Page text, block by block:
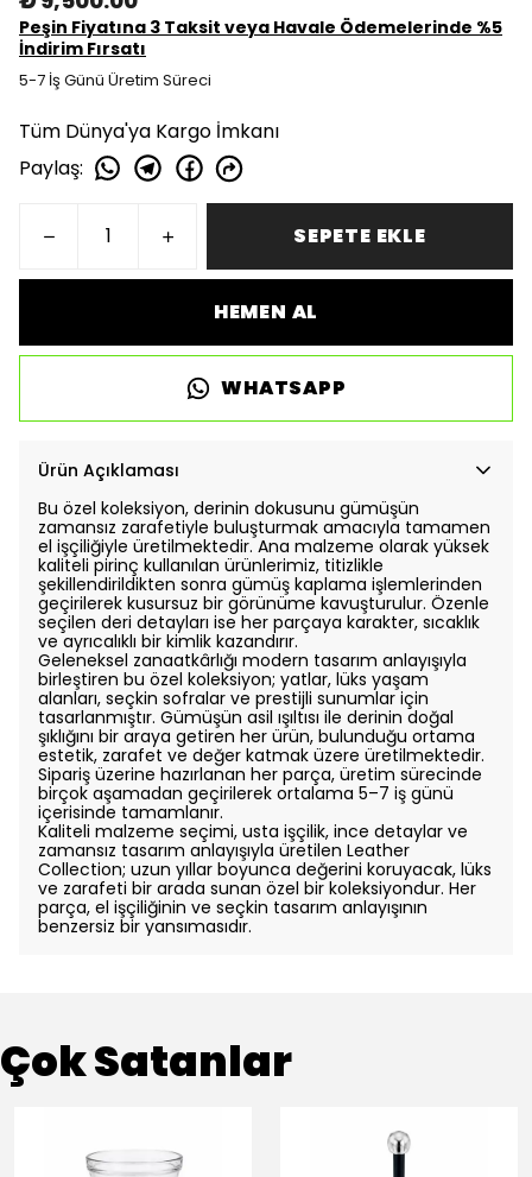
Peşin Fiyatına 3 Taksit veya Havale Ödemelerinde %5
İndirim Fırsatı
5-7 İş Günü Üretim Süreci
Tüm Dünya'ya Kargo İmkanı
Paylaş:
SEPETE EKLE
HEMEN AL
WHATSAPP
Ürün Açıklaması
Bu özel koleksiyon, derinin dokusunu gümüşün
zamansız zarafetiyle buluşturmak amacıyla tamamen
el işçiliğiyle üretilmektedir. Ana malzeme olarak yüksek
kaliteli pirinç kullanılan ürünlerimiz, titizlikle
şekillendirildikten sonra gümüş kaplama işlemlerinden
geçirilerek kusursuz bir görünüme kavuşturulur. Özenle
seçilen deri detayları ise her parçaya karakter, sıcaklık
ve ayrıcalıklı bir kimlik kazandırır.
Geleneksel zanaatkârlığı modern tasarım anlayışıyla
birleştiren bu özel koleksiyon; yatlar, lüks yaşam
alanları, seçkin sofralar ve prestijli sunumlar için
tasarlanmıştır. Gümüşün asil ışıltısı ile derinin doğal
şıklığını bir araya getiren her ürün, bulunduğu ortama
estetik, zarafet ve değer katmak üzere üretilmektedir.
Sipariş üzerine hazırlanan her parça, üretim sürecinde
birçok aşamadan geçirilerek ortalama 5–7 iş günü
içerisinde tamamlanır.
Kaliteli malzeme seçimi, usta işçilik, ince detaylar ve
zamansız tasarım anlayışıyla üretilen Leather
Collection; uzun yıllar boyunca değerini koruyacak, lüks
ve zarafeti bir arada sunan özel bir koleksiyondur. Her
parça, el işçiliğinin ve seçkin tasarım anlayışının
benzersiz bir yansımasıdır.
Çok Satanlar